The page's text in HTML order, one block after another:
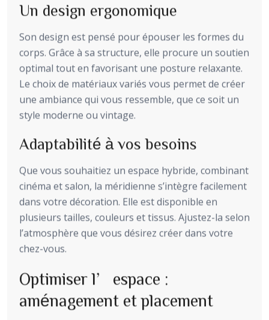
Un design ergonomique
Son design est pensé pour épouser les formes du
corps. Grâce à sa structure, elle procure un soutien
optimal tout en favorisant une posture relaxante.
Le choix de matériaux variés vous permet de créer
une ambiance qui vous ressemble, que ce soit un
style moderne ou vintage.
Adaptabilité à vos besoins
Que vous souhaitiez un espace hybride, combinant
cinéma et salon, la méridienne s’intègre facilement
dans votre décoration. Elle est disponible en
plusieurs tailles, couleurs et tissus. Ajustez-la selon
l’atmosphère que vous désirez créer dans votre
chez-vous.
Optimiser l’espace :
aménagement et placement